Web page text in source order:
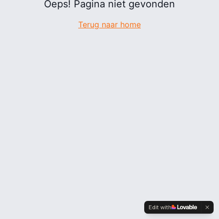
Oeps! Pagina niet gevonden
Terug naar home
Edit with